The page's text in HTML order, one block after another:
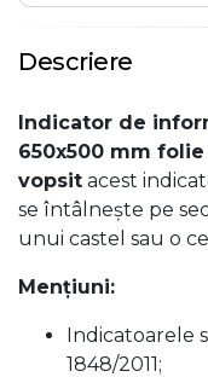
Descriere
Indicator de
650x500 mm
vopsit acest
se întâlnește pe
unui castel sau o
Menţiuni:
Indicatoarele
1848/2011;